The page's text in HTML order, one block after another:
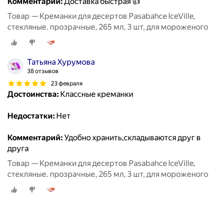
Товар — Креманки для десертов Pasabahce IceVille,
стекляные. прозрачные, 265 мл, 3 шт, для мороженого
Татьяна Хурумова
38 отзывов
23 февраля
Достоинства: Классные креманки
Недостатки: Нет
Комментарий:Удобно хранить,складываются друг в
друга
Товар — Креманки для десертов Pasabahce IceVille,
стекляные. прозрачные, 265 мл, 3 шт, для мороженого